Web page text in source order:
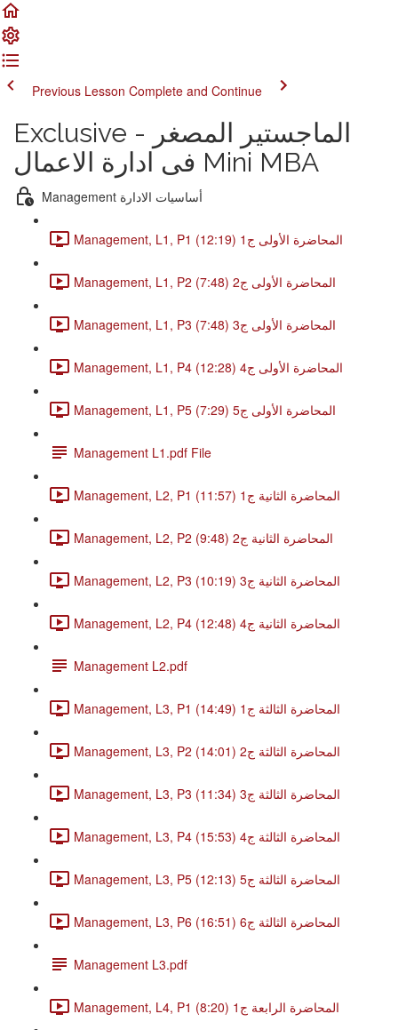
Previous Lesson Complete and Continue
Exclusive - الماجستير المصغر
فى ادارة الاعمال Mini MBA
Management أساسيات الادارة
Management, L1, P1 المحاضرة الأولى ج1 (12:19)
Management, L1, P2 المحاضرة الأولى ج2 (7:48)
Management, L1, P3 المحاضرة الأولى ج3 (7:48)
Management, L1, P4 المحاضرة الأولى ج4 (12:28)
Management, L1, P5 المحاضرة الأولى ج5 (7:29)
Management L1.pdf File
Management, L2, P1 المحاضرة الثانية ج1 (11:57)
Management, L2, P2 المحاضرة الثانية ج2 (9:48)
Management, L2, P3 المحاضرة الثانية ج3 (10:19)
Management, L2, P4 المحاضرة الثانية ج4 (12:48)
Management L2.pdf
Management, L3, P1 المحاضرة الثالثة ج1 (14:49)
Management, L3, P2 المحاضرة الثالثة ج2 (14:01)
Management, L3, P3 المحاضرة الثالثة ج3 (11:34)
Management, L3, P4 المحاضرة الثالثة ج4 (15:53)
Management, L3, P5 المحاضرة الثالثة ج5 (12:13)
Management, L3, P6 المحاضرة الثالثة ج6 (16:51)
Management L3.pdf
Management, L4, P1 المحاضرة الرابعة ج1 (8:20)